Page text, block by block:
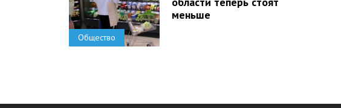
Общество
меньше